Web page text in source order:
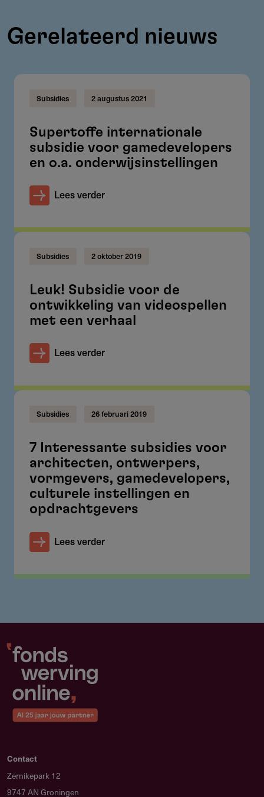
Gerelateerd nieuws
Subsidies 2 augustus 2021
Supertoffe internationale
subsidie voor gamedevelopers
en o.a. onderwijsinstellingen
Lees verder
Subsidies 2 oktober 2019
Leuk! Subsidie voor de
ontwikkeling van videospellen
met een verhaal
Lees verder
Subsidies 26 februari 2019
7 Interessante subsidies voor
architecten, ontwerpers,
vormgevers, gamedevelopers,
culturele instellingen en
opdrachtgevers
Lees verder
Contact
Zernikepark 12
9747 AN Groningen